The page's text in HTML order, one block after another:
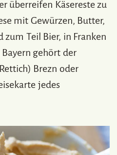
überreifen Käsereste zu
mit Gewürzen, Butter,
Teil Bier, in Franken
gehört der
Brezn oder
jedes